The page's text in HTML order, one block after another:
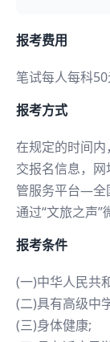
报考费用
笔试每人每科50
报考方式
在规定的时间
交报名信息，
管服务平台—全
通过“文旅之声”
报考条件
(一)中华人民共
(二)具有高级中
(三)身体健康;